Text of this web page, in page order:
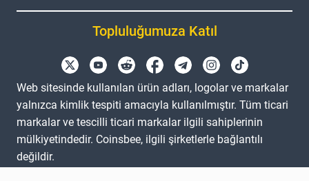
Topluluğumuza Katıl
Web sitesinde kullanılan ürün adları, logolar ve markalar
yalnızca kimlik tespiti amacıyla kullanılmıştır. Tüm ticari
markalar ve tescilli ticari markalar ilgili sahiplerinin
mülkiyetindedir. Coinsbee, ilgili şirketlerle bağlantılı
değildir.